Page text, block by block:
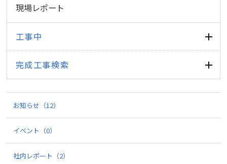
現場レポート
工事中
完成工事検索
お知らせ （12）
イベント （0）
社内レポート （2）